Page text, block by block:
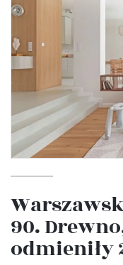
90.
odmieniły